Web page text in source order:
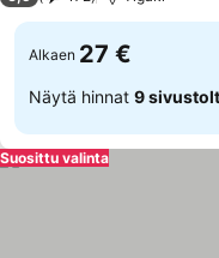
Alkaen 27 €
Näytä hinnat 9
Suosittu valinta